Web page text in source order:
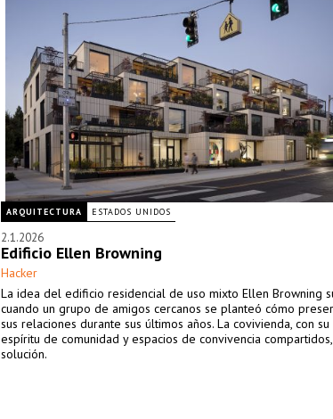
ARQUITECTURA ESTADOS UNIDOS
2.1.2026
Edificio Ellen Browning
Hacker
La idea del edificio residencial de uso mixto Ellen Browning
cuando un grupo de amigos cercanos se planteó cómo
sus relaciones durante sus últimos años. La covivienda, con su
espíritu de comunidad y espacios de convivencia
solución.